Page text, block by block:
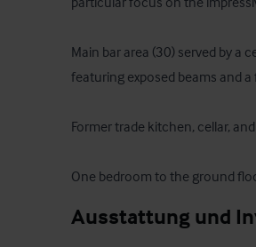
Main bar area (30) served by a
featuring exposed beams and
Former trade kitchen, cellar,
One bedroom to the ground
Ausstattung und